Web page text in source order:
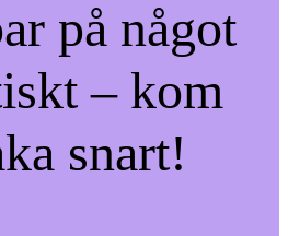
på något
– kom
snart!